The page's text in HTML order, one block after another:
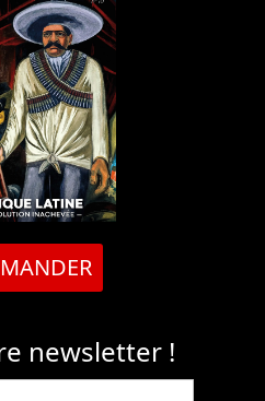
newsletter !